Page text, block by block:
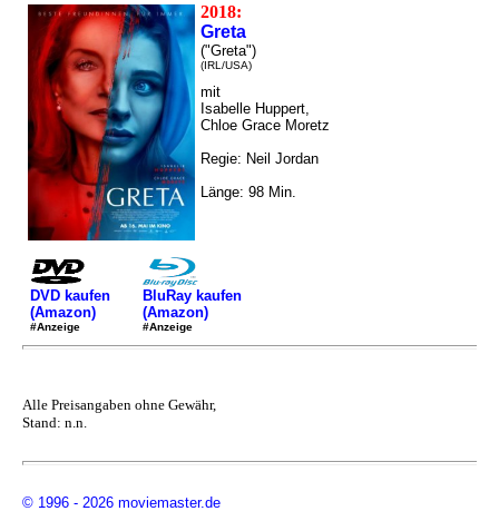
2018:
Greta
("Greta")
(IRL/USA)
mit
Isabelle Huppert,
Chloe Grace Moretz
Regie: Neil Jordan
Länge: 98 Min.
DVD kaufen
(Amazon)
#Anzeige
BluRay kaufen
(Amazon)
#Anzeige
Alle Preisangaben ohne Gewähr,
Stand: n.n.
© 1996 - 2026 moviemaster.de